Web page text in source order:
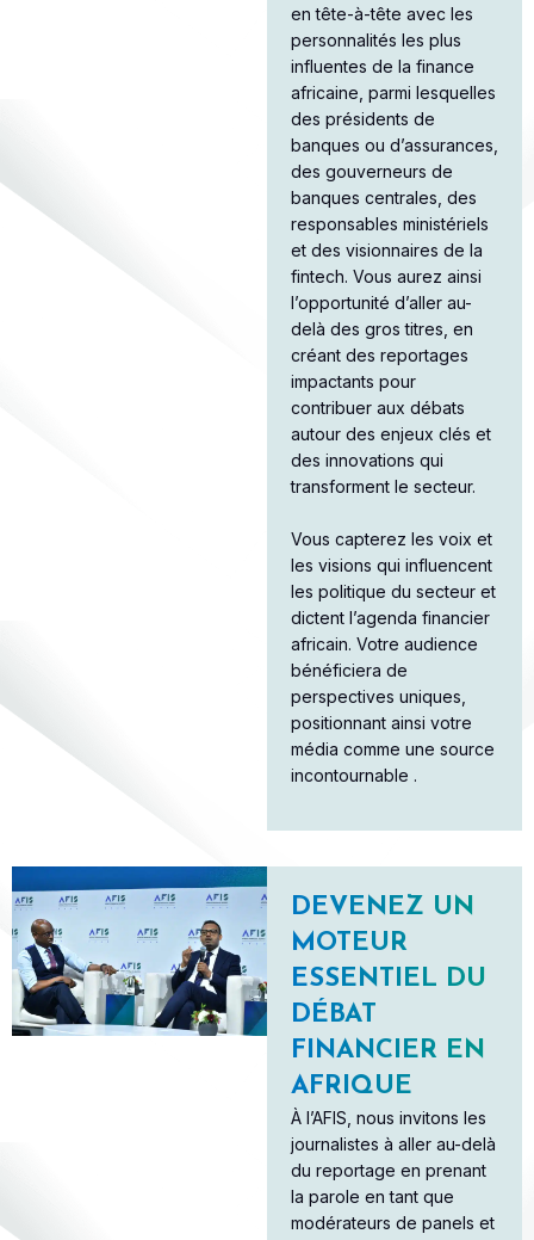
en tête-à-tête avec les
personnalités les plus
influentes de la finance
africaine, parmi lesquelles
des présidents de
banques ou d’assurances,
des gouverneurs de
banques centrales, des
responsables ministériels
et des visionnaires de la
fintech. Vous aurez ainsi
l’opportunité d’aller au-
delà des gros titres, en
créant des reportages
impactants pour
contribuer aux débats
autour des enjeux clés et
des innovations qui
transforment le secteur.​
Vous capterez les voix et
les visions qui influencent
les politique du secteur et
dictent l’agenda financier
africain. Votre audience
bénéficiera de
perspectives uniques,
positionnant ainsi votre
média comme une source
incontournable .
DEVENEZ UN
MOTEUR
ESSENTIEL DU
DÉBAT
FINANCIER EN
AFRIQUE
À l’AFIS, nous invitons les
journalistes à aller au-delà
du reportage en prenant
la parole en tant que
modérateurs de panels et